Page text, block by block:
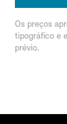
Os preços
tipográfico e
prévio.